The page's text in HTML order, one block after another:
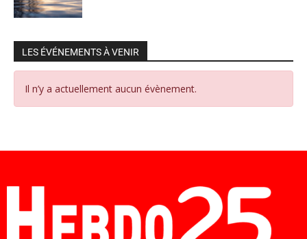
LES ÉVÉNEMENTS À VENIR
Il n’y a actuellement aucun évènement.